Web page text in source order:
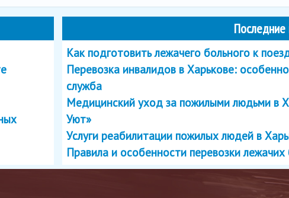
Как подготовить лежачего больного к
Перевозка инвалидов в Харькове:
служба
Медицинский уход за пожилыми людьми в
Уют»
Услуги реабилитации пожилых людей в
Правила и особенности перевозки